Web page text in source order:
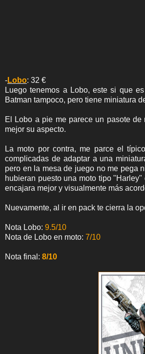
-Lobo: 32 €
Luego tenemos a Lobo, este si que
Batman tampoco, pero tiene miniatura
El Lobo a pie me parece un pasote
mejor su aspecto.
La moto por contra, me parce el
complicadas de adaptar a una
pero en la mesa de juego no me pega
hubieran puesto una moto tipo
encajara mejor y visualmente más
Nuevamente, al ir en pack te cierra la
Nota Lobo: 9.5/10
Nota de Lobo en moto: 7/10
Nota final: 8/10